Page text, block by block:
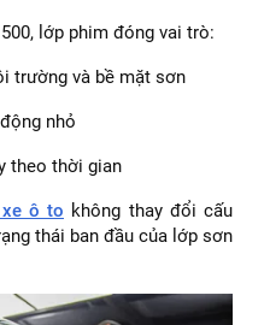
lớp phim đóng vai trò:
trường và bề mặt sơn
nhỏ
theo thời gian
xe ô to không thay đổi cấu
thái ban đầu của lớp sơn